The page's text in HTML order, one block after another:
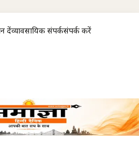
देंव्यावसायिक संपर्कसंपर्क करें